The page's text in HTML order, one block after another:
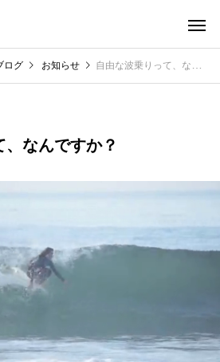
ログ お知らせ 自由な波乗りって、なんですか？
なんですか？